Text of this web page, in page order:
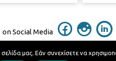
on Social Media
Telephone Catalog
μας. Εάν συνεχίσετε να